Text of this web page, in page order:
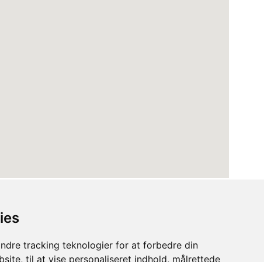
tracking teknologier for at forbedre din
til at vise personaliseret indhold, målrettede